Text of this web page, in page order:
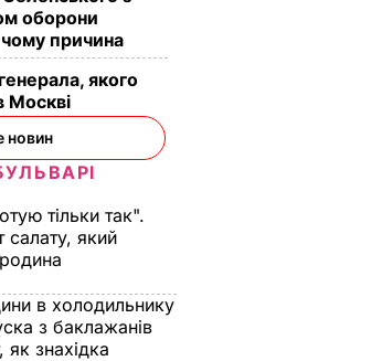
у Давосі:
армія
однією з
у
10.26 ПОЛІТИКА
оборони
причина
якого
Москві
новин
тільки так".
салату, який
в холодильнику
з баклажанів
як знахідка